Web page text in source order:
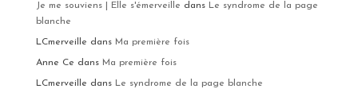
Je me souviens | Elle s'émerveille dans Le syndrome de la page
blanche
LCmerveille dans Ma première fois
Anne Ce dans Ma première fois
LCmerveille dans Le syndrome de la page blanche